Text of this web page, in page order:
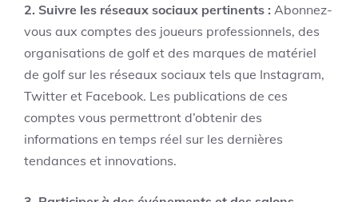
2. Suivre les réseaux sociaux pertinents : Abonnez-
vous aux comptes des joueurs professionnels, des
organisations de golf et des marques de matériel
de golf sur les réseaux sociaux tels que Instagram,
Twitter et Facebook. Les publications de ces
comptes vous permettront d’obtenir des
informations en temps réel sur les dernières
tendances et innovations.